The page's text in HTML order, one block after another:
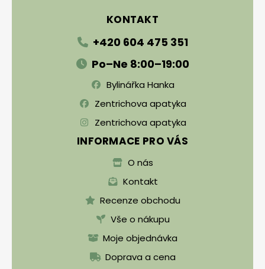
KONTAKT
+420 604 475 351
Po–Ne 8:00–19:00
Bylinářka Hanka
Zentrichova apatyka
Zentrichova apatyka
INFORMACE PRO VÁS
O nás
Kontakt
Recenze obchodu
Vše o nákupu
Moje objednávka
Doprava a cena